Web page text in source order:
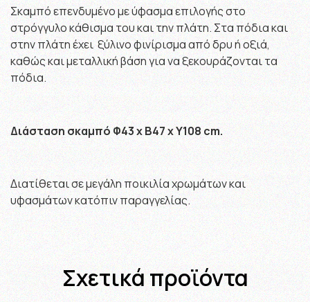
Σκαμπό επενδυμένο με ύφασμα επιλογής στο
στρόγγυλο κάθισμα του και την πλάτη. Στα πόδια και
στην πλάτη έχει ξύλινο φινίρισμα από δρυ ή οξιά,
καθώς και μεταλλική βάση για να ξεκουράζονται τα
πόδια.
Διάσταση σκαμπό Φ43 x B47 x Y108 cm.
Διατίθεται σε μεγάλη ποικιλία χρωμάτων και
υφασμάτων κατόπιν παραγγελίας.
Σχετικά προϊόντα